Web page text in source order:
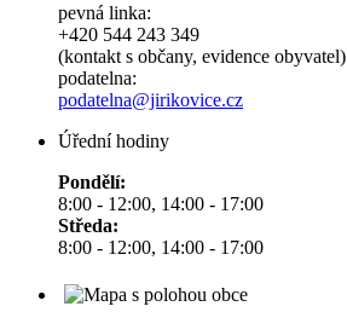
pevná linka:
+420 544 243 349
(kontakt s občany, evidence obyvatel)
podatelna:
podatelna@jirikovice.cz
Úřední hodiny
Pondělí:
8:00 - 12:00, 14:00 - 17:00
Středa:
8:00 - 12:00, 14:00 - 17:00